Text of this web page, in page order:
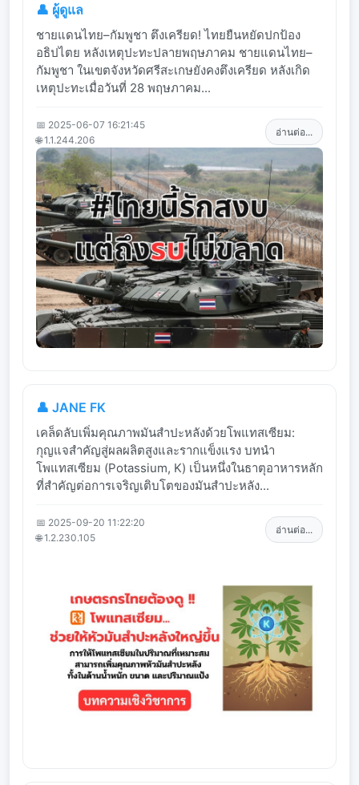
👤 ผู้ดูแล
ชายแดนไทย–กัมพูชา ตึงเครียด! ไทยยืนหยัดปกป้อง
อธิปไตย หลังเหตุปะทะปลายพฤษภาคม ชายแดนไทย–
กัมพูชา ในเขตจังหวัดศรีสะเกษยังคงตึงเครียด หลังเกิด
เหตุปะทะเมื่อวันที่ 28 พฤษภาคม...
📅 2025-06-07 16:21:45
🌐 1.1.244.206
อ่านต่อ...
👤 JANE FK
เคล็ดลับเพิ่มคุณภาพมันสำปะหลังด้วยโพแทสเซียม:
กุญแจสำคัญสู่ผลผลิตสูงและรากแข็งแรง บทนำ
โพแทสเซียม (Potassium, K) เป็นหนึ่งในธาตุอาหารหลัก
ที่สำคัญต่อการเจริญเติบโตของมันสำปะหลัง...
📅 2025-09-20 11:22:20
🌐 1.2.230.105
อ่านต่อ...